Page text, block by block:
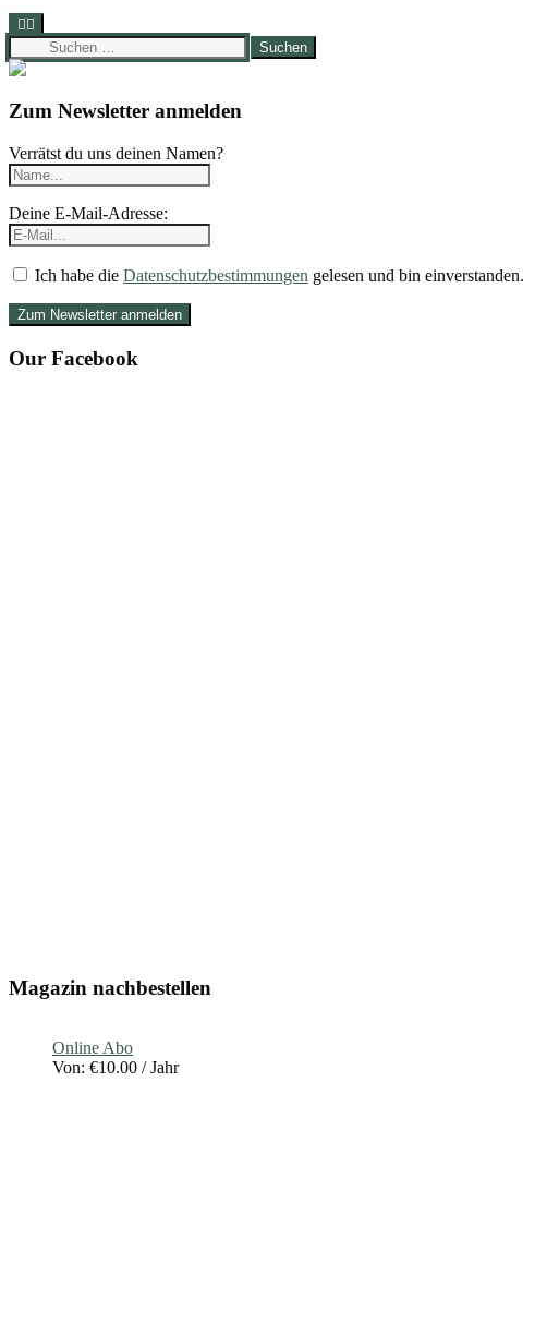
Suchen
nach:
Zum Newsletter anmelden
Verrätst du uns deinen Namen?
Deine E-Mail-Adresse:
Ich habe die Datenschutzbestimmungen gelesen und bin einverstanden.
Our Facebook
Magazin nachbestellen
Online Abo
Von: €10.00 / Jahr